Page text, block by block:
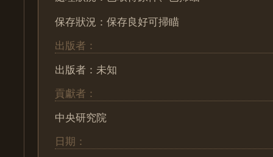
保存狀況：保存良好可掃瞄
出版者：
出版者：未知
貢獻者：
中央研究院
日期：